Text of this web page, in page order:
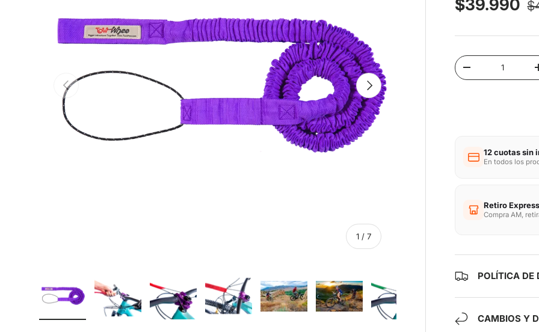
Anterior
1 /de
7
Siguiente
Cargar imagen 6 en la vista de galería
Cargar imagen 7 en la vista de
$39.990
Cant.
Disminuir
12 cuotas sin
En todos los
Retiro
Compra AM,
POLÍTICA DE
CAMBIOS Y